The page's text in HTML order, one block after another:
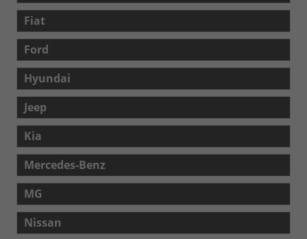
Fiat
Ford
Hyundai
Jeep
Kia
Mercedes-Benz
MG
Nissan